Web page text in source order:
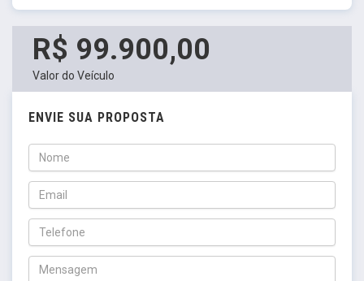
R$ 99.900,00
Valor do Veículo
ENVIE SUA PROPOSTA